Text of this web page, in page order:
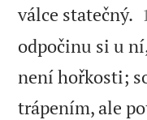
válce statečný. 
odpočinu si u
není hořkosti;
trápením, ale